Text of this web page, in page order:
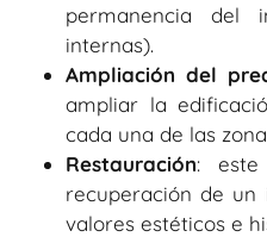
permanencia del
internas).
Ampliación del
ampliar la
cada una de las
Restauración:
recuperación de un
valores estéticos e